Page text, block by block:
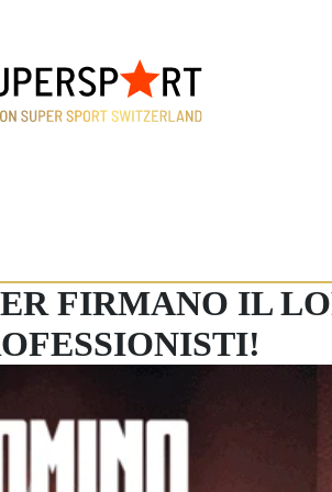
FIRMANO IL